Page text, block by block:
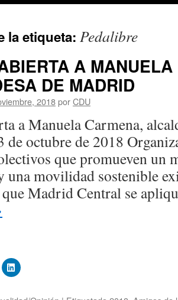
la etiqueta: Pedalibre
A
DE MADRID
2018porCDU
a Manuela Carmena,
octubre de 2018
que promueven un
una movilidad sostenible
Madrid Central se